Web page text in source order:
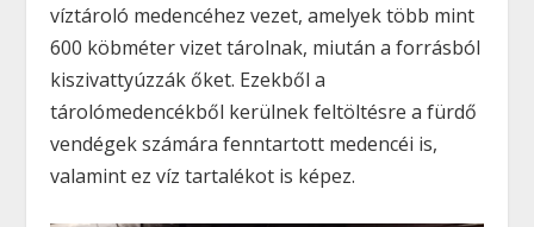
víztároló medencéhez vezet, amelyek több mint
600 köbméter vizet tárolnak, miután a forrásból
kiszivattyúzzák őket. Ezekből a
tárolómedencékből kerülnek feltöltésre a fürdő
vendégek számára fenntartott medencéi is,
valamint ez víz tartalékot is képez.